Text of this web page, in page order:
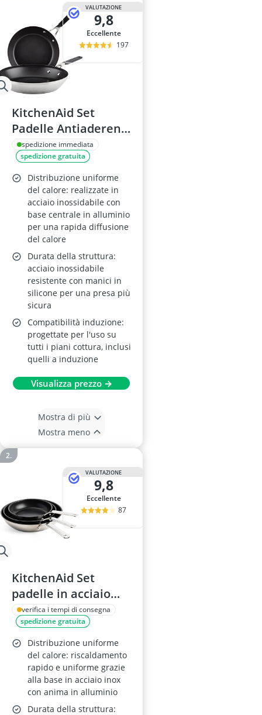
VALUTAZIONE
9,8
Eccellente
197
KitchenAid Set
Padelle Antiaderenti
24,9 cm e 30,5 cm
spedizione immediata
spedizione gratuita
Distribuzione uniforme
del calore: realizzate in
acciaio inossidabile con
base centrale in alluminio
per una rapida diffusione
del calore
Durata della struttura:
acciaio inossidabile
resistente con manici in
silicone per una presa più
sicura
Compatibilità induzione:
progettate per l'uso su
tutti i piani cottura, inclusi
quelli a induzione
Visualizza prezzo →
Mostra di più
Mostra meno
VALUTAZIONE
9,8
Eccellente
87
KitchenAid Set
padelle in acciaio
inox da 20/24/28 cm
con rivestimento
ceramico
antiaderente, senza
PFAS, induzione,
forno e lavastoviglie,
argento
verifica i tempi di consegna
spedizione gratuita
Distribuzione uniforme
del calore: riscaldamento
rapido e uniforme grazie
alla base in acciaio inox
con anima in alluminio
Durata della struttura: